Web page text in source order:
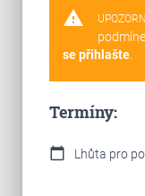
warning
se přihlašte.
Termíny:
calendar_today Lhůta pro